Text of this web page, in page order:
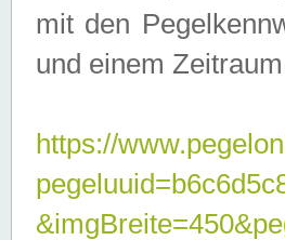
mit den
und einem
https://